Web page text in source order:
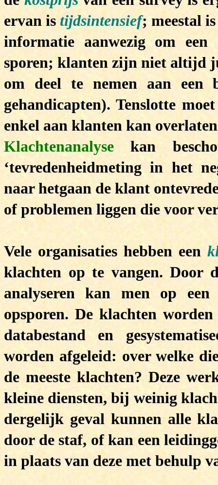
ervan is tijdsintensief; meestal
informatie aanwezig om
sporen; klanten zijn niet altijd
om deel te nemen aan een
gehandicapten). Tenslotte
enkel aan klanten kan
Klachtenanalyse kan
‘tevredenheidmeting in het
naar hetgaan de klant
of problemen liggen die voor
Vele organisaties hebben een
klachten op te vangen. Door
analyseren kan men op
opsporen. De klachten
databestand en
worden afgeleid: over welke
de meeste klachten? Deze
kleine diensten, bij weinig
dergelijk geval kunnen alle
door de staf, of kan een
in plaats van deze met behulp